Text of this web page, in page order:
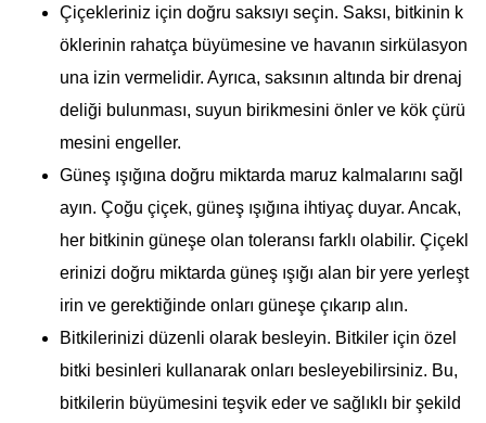
Çiçekleriniz için doğru saksıyı seçin. Saksı, bitkinin k
öklerinin rahatça büyümesine ve havanın sirkülasyon
una izin vermelidir. Ayrıca, saksının altında bir drenaj
deliği bulunması, suyun birikmesini önler ve kök çürü
mesini engeller.
Güneş ışığına doğru miktarda maruz kalmalarını sağl
ayın. Çoğu çiçek, güneş ışığına ihtiyaç duyar. Ancak,
her bitkinin güneşe olan toleransı farklı olabilir. Çiçekl
erinizi doğru miktarda güneş ışığı alan bir yere yerleşt
irin ve gerektiğinde onları güneşe çıkarıp alın.
Bitkilerinizi düzenli olarak besleyin. Bitkiler için özel
bitki besinleri kullanarak onları besleyebilirsiniz. Bu,
bitkilerin büyümesini teşvik eder ve sağlıklı bir şekild